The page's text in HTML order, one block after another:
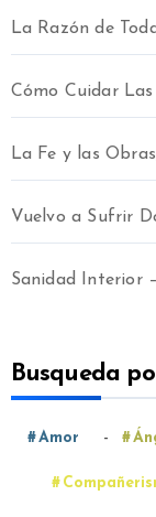
La Razón de
Cómo Cuidar
La Fe y las
Vuelvo a Sufrir
Sanidad Interior
Busqueda
Amor -